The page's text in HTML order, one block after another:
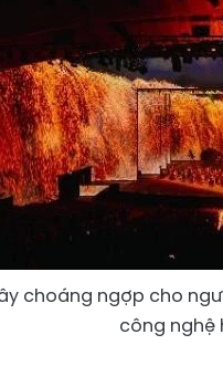
choáng ngợp cho
công nghệ